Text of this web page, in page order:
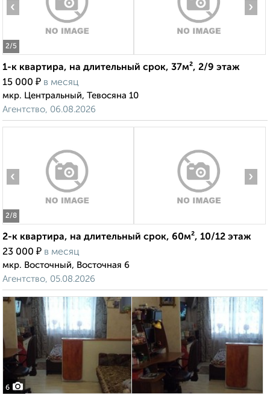
2/5
‹ ›
1-к квартира, на длительный срок, 37м², 2/9 этаж
15 000 ₽ в месяц
мкр. Центральный, Тевосяна 10
Агентство, 06.08.2026
2/8
‹ ›
2-к квартира, на длительный срок, 60м², 10/12 этаж
23 000 ₽ в месяц
мкр. Восточный, Восточная 6
Агентство, 05.08.2026
6